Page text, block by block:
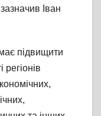
Іван
підвищити